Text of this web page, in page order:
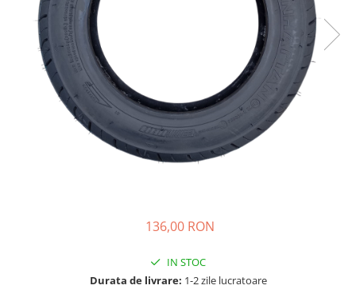
➔ Cu Cabina Inchisa
➔ Cu Remorca
➔ Cu Remorca Fara Permis
➔ Cu Volan
➔ Fara Permis
PIESE DE SCHIMB
136,00 RON
IN STOC
Durata de livrare: 1-2 zile lucratoare